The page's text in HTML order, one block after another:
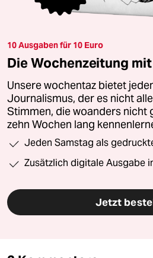
10 Ausgaben für 10 Euro
Die Wochenzeitung
Unsere wochentaz bietet
Journalismus, der es nicht
Stimmen, die woanders nicht
zehn Wochen lang
Jeden Samstag als
Zusätzlich digitale Ausgabe
Jetzt